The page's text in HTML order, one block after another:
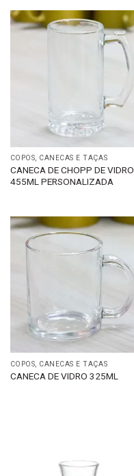
COPOS, CANECAS E TAÇAS
CANECA DE CHOPP DE VIDRO
455ML PERSONALIZADA
COPOS, CANECAS E TAÇAS
CANECA DE VIDRO 325ML